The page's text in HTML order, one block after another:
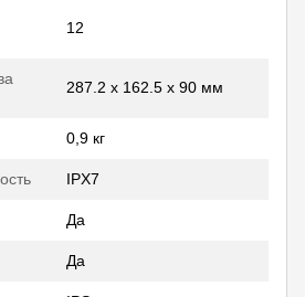
12
287.2 x 162.5 x 90 мм
0,9 кг
IPX7
Да
Да